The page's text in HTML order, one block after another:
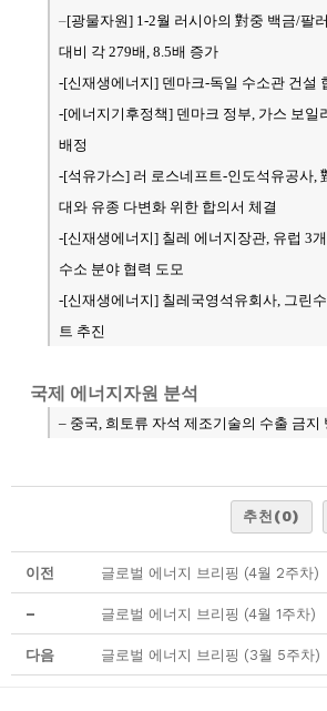
–[광물자원] 1-2월 러시아의 對중 백금/팔
대비 각 279배, 8.5배 증가
-[신재생에너지] 덴마크-독일 수소관 건설
-[에너지기후정책] 덴마크 정부, 가스 보일
배정
-[석유가스] 러 로스네프트-인도석유공사,
대와 유종 다변화 위한 합의서 체결
-[신재생에너지] 칠레 에너지장관, 유럽 3
수소 분야 협력 도모
-[신재생에너지] 칠레국영석유회사, 그린
트 추진
국제 에너지자원 분석
– 중국, 희토류 자석 제조기술의 수출 금지
추천 (0)
이전 글로벌 에너지 브리핑 (4월 2주차)
– 글로벌 에너지 브리핑 (4월 1주차)
다음 글로벌 에너지 브리핑 (3월 5주차)